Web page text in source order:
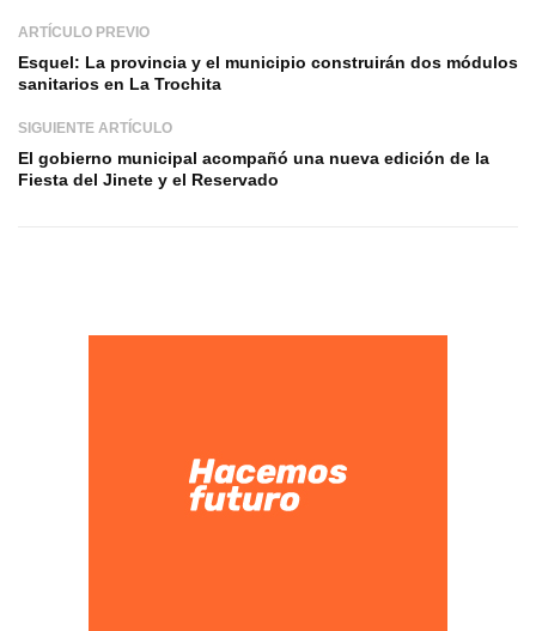
ARTÍCULO PREVIO
Esquel: La provincia y el municipio construirán dos módulos
sanitarios en La Trochita
SIGUIENTE ARTÍCULO
El gobierno municipal acompañó una nueva edición de la
Fiesta del Jinete y el Reservado